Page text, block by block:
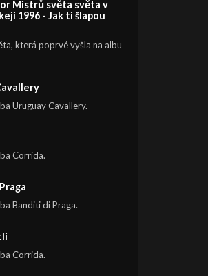
Mistrů světa světa v
1996 - Jak ti šlapou
která poprvé vyšla na albu
Uruguay Cavallery.
Corrida.
Banditi di Praga.
Corrida.